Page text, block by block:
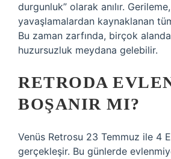
durgunluk” olarak anılır.
yavaşlamalardan kaynaklanan
Bu zaman zarfında, birçok
huzursuzluk meydana gelebilir.
RETRODA
BOŞANIR MI?
Venüs Retrosu 23 Temmuz ile 4
gerçekleşir. Bu günlerde